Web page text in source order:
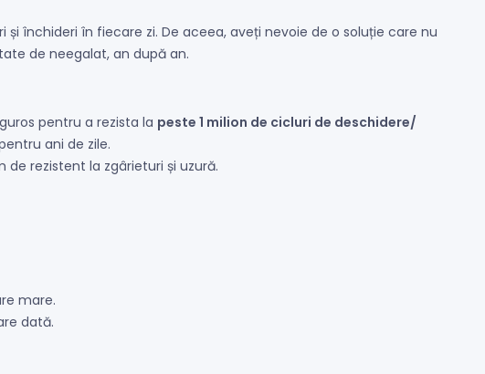
închideri în fiecare zi. De aceea, aveți nevoie de o soluție care nu
de neegalat, an după an.
pentru a rezista la peste 1 milion de cicluri de deschidere/
ani de zile.
rezistent la zgârieturi și uzură.
mare.
dată.